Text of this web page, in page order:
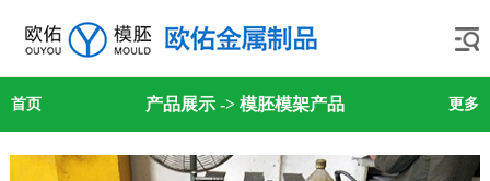
首页 产品展示 -> 模胚模架产品 更多